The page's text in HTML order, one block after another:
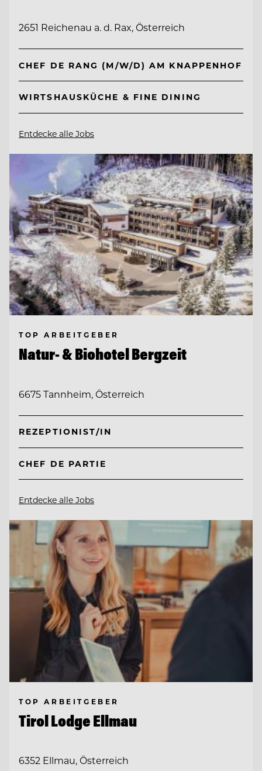
2651 Reichenau a. d. Rax, Österreich
CHEF DE RANG (M/W/D) AM KNAPPENHOF
WIRTSHAUSKÜCHE & FINE DINING
Entdecke alle Jobs
TOP ARBEITGEBER
Natur- & Biohotel Bergzeit
6675 Tannheim, Österreich
REZEPTIONIST/IN
CHEF DE PARTIE
Entdecke alle Jobs
TOP ARBEITGEBER
Tirol Lodge Ellmau
6352 Ellmau, Österreich